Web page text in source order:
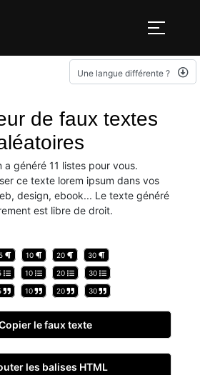
Une langue différente ?
de faux textes
a généré 11 listes pour vous.
ce texte lorem ipsum dans vos
design, ebook... Le texte généré
est libre de droit.
10 20 30
10 20 30
10 20 30
le faux texte
les balises HTML